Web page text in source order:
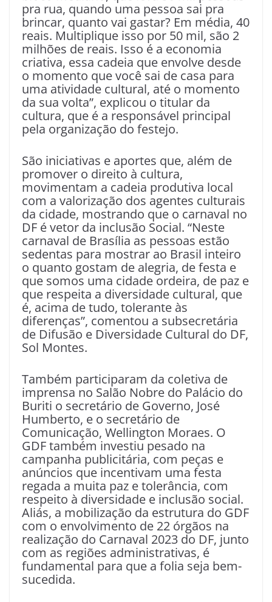
pra rua, quando uma pessoa sai pra
brincar, quanto vai gastar? Em média, 40
reais. Multiplique isso por 50 mil, são 2
milhões de reais. Isso é a economia
criativa, essa cadeia que envolve desde
o momento que você sai de casa para
uma atividade cultural, até o momento
da sua volta”, explicou o titular da
cultura, que é a responsável principal
pela organização do festejo.
São iniciativas e aportes que, além de
promover o direito à cultura,
movimentam a cadeia produtiva local
com a valorização dos agentes culturais
da cidade, mostrando que o carnaval no
DF é vetor da inclusão Social. “Neste
carnaval de Brasília as pessoas estão
sedentas para mostrar ao Brasil inteiro
o quanto gostam de alegria, de festa e
que somos uma cidade ordeira, de paz e
que respeita a diversidade cultural, que
é, acima de tudo, tolerante às
diferenças”, comentou a subsecretária
de Difusão e Diversidade Cultural do DF,
Sol Montes.
Também participaram da coletiva de
imprensa no Salão Nobre do Palácio do
Buriti o secretário de Governo, José
Humberto, e o secretário de
Comunicação, Wellington Moraes. O
GDF também investiu pesado na
campanha publicitária, com peças e
anúncios que incentivam uma festa
regada a muita paz e tolerância, com
respeito à diversidade e inclusão social.
Aliás, a mobilização da estrutura do GDF
com o envolvimento de 22 órgãos na
realização do Carnaval 2023 do DF, junto
com as regiões administrativas, é
fundamental para que a folia seja bem-
sucedida.